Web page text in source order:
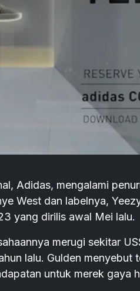
Adidas, mengalami
West dan labelnya,
yang dirilis awal Mei lalu.
merugi sekitar
lalu. Gulden menyebut
untuk merek gaya